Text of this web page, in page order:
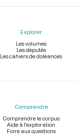
Explorer
Les volumes
Les députés
Les cahiers de doléances
Comprendre
Comprendre le corpus
Aide à l'exploration
Foire aux questions